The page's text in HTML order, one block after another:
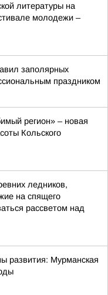
литературы на
молодежи –
заполярных
праздником
регион» – новая
Кольского
ледников,
на спящего
рассветом над
развития: Мурманская